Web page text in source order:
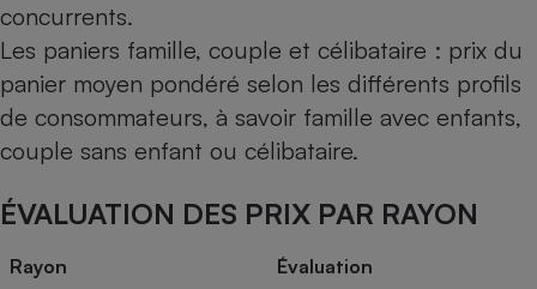
concurrents.
Les paniers famille, couple et célibataire : prix du
panier moyen pondéré selon les différents profils
de consommateurs, à savoir famille avec enfants,
couple sans enfant ou célibataire.
ÉVALUATION DES PRIX PAR RAYON
Rayon Évaluation